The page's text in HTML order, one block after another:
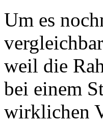
Um es
weil die
bei einem
wirklichen